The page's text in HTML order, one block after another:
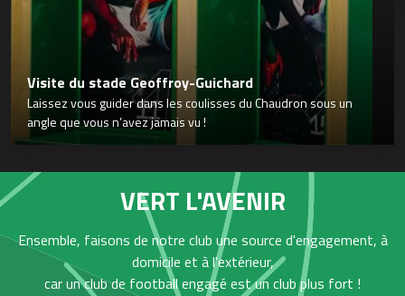
Visite du stade Geoffroy-Guichard
Laissez vous guider dans les coulisses du Chaudron sous un
angle que vous n’avez jamais vu !
VERT L'AVENIR
Ensemble, faisons de notre club une source d'engagement, à
domicile et à l'extérieur,
car un club de football engagé est un club plus fort !